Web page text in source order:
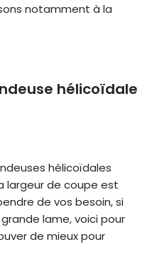
notamment à la
hélicoïdale
hélicoïdales
largeur de coupe est
de vos besoin, si
lame, voici pour
de mieux pour